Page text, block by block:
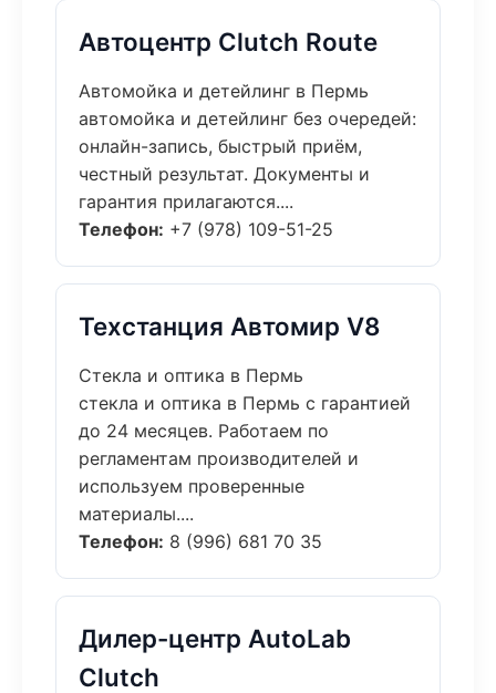
Автоцентр Clutch Route
Автомойка и детейлинг в Пермь
автомойка и детейлинг без очередей:
онлайн-запись, быстрый приём,
честный результат. Документы и
гарантия прилагаются....
Телефон: +7 (978) 109-51-25
Техстанция Автомир V8
Стекла и оптика в Пермь
стекла и оптика в Пермь с гарантией
до 24 месяцев. Работаем по
регламентам производителей и
используем проверенные
материалы....
Телефон: 8 (996) 681 70 35
Дилер-центр AutoLab
Clutch